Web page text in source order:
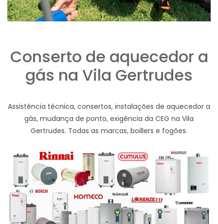
Conserto de aquecedor a
gás na Vila Gertrudes
Assistência técnica, consertos, instalações de aquecedor a
gás, mudança de ponto, exigência da CEG na Vila
Gertrudes. Todas as marcas, boillers e fogões.